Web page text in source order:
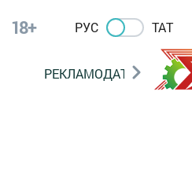
18+ РУС ТАТ
РЕКЛАМОДАТЕЛЯМ